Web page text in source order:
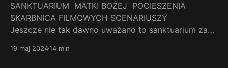
SANKTUARIUM MATKI BOŻEJ POCIESZENIA
SKARBNICA FILMOWYCH SCENARIUSZY
Jeszcze nie tak dawno uważano to sanktuarium za
maryjnego w Polsce obok częstochowskiej Jasnej
19 maj 202414 min